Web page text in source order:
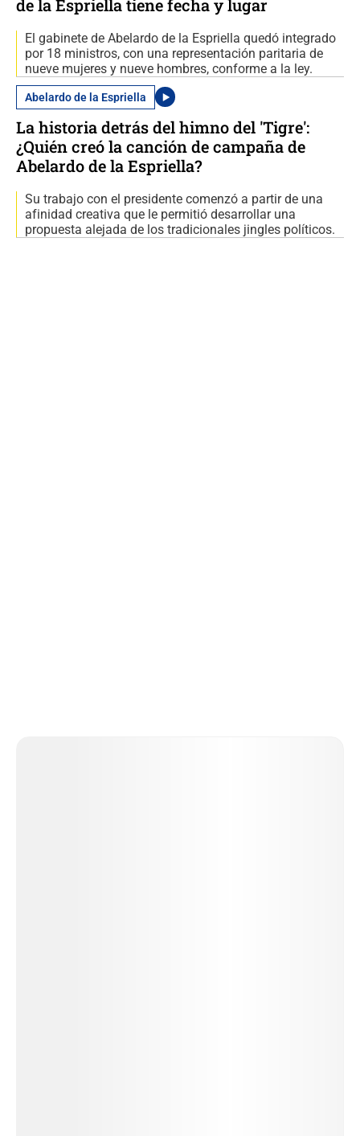
de la Espriella tiene fecha y lugar
El gabinete de Abelardo de la Espriella quedó integrado
por 18 ministros, con una representación paritaria de
nueve mujeres y nueve hombres, conforme a la ley.
Abelardo de la Espriella
La historia detrás del himno del 'Tigre':
¿Quién creó la canción de campaña de
Abelardo de la Espriella?
Su trabajo con el presidente comenzó a partir de una
afinidad creativa que le permitió desarrollar una
propuesta alejada de los tradicionales jingles políticos.